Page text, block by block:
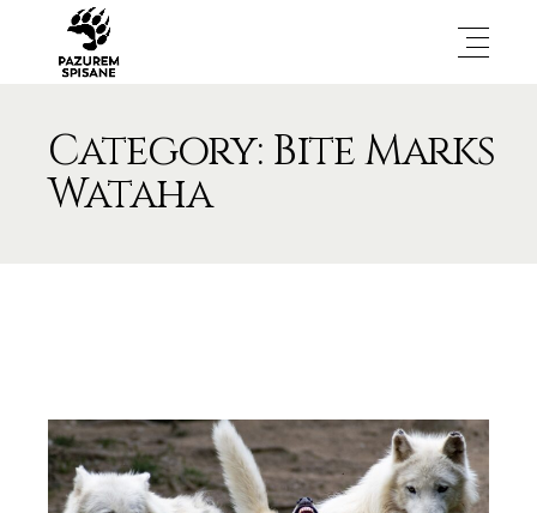
Category: Bite Marks
Wataha